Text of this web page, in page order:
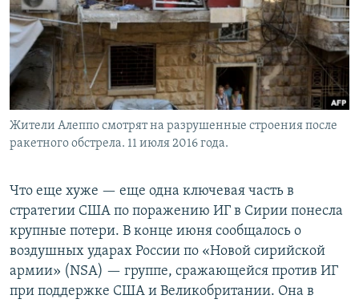
Жители Алеппо смотрят на разрушенные строения после
ракетного обстрела. 11 июля 2016 года.
Что еще хуже — еще одна ключевая часть в
стратегии США по поражению ИГ в Сирии понесла
крупные потери. В конце июня сообщалось о
воздушных ударах России по «Новой сирийской
армии» (NSA) — группе, сражающейся против ИГ
при поддержке США и Великобритании. Она в